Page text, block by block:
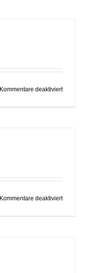
Kommentare deaktiviertfür
Kommentare deaktiviertfür